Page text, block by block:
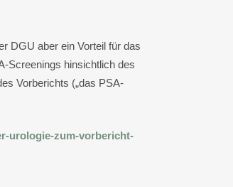
DGU aber ein Vorteil für das
Screenings hinsichtlich des
Vorberichts („das PSA-
urologie-zum-vorbericht-